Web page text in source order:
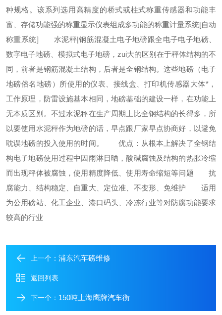
种规格。该系列选用高精度的桥式或柱式称重传感器和功能丰
富、存储功能强的称重显示仪表组成多功能的称重计量系统[自动
称重系统] 水泥秤|钢筋混凝土电子地磅跟全电子电子地磅、
数字电子地磅、模拟式电子地磅，zui大的区别在于秤体结构的不
同，前者是钢筋混凝土结构，后者是全钢结构。这些地磅（电子
地磅俗名地磅）所使用的仪表、接线盒、打印机传感器大体*，
工作原理，防雷设施基本相同，地磅基础的建设一样，在功能上
无本质区别。不过水泥秤在生产周期上比全钢结构的长得多，所
以要使用水泥秤作为地磅的话，早点跟厂家早点协商好，以避免
耽误地磅的投入使用的时间。
优点：从根本上解决了全钢结
构电子地磅使用过程中因雨淋日晒，酸碱腐蚀及结构的热胀冷缩
而出现秤体被腐蚀，使用精度降低、使用寿命缩短等问题 抗
腐能力、结构稳定、自重大、定位准、不变形、免维护 适用
为公用磅站、化工企业、港口码头、冷冻行业等对防腐功能要求
较高的行业
上一个： 浦东汽车磅维修
返回列表
下一个： 150吨上海鹰牌汽车衡